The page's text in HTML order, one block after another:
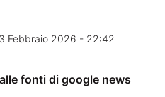
Febbraio 2026 - 22:42
fonti di google news